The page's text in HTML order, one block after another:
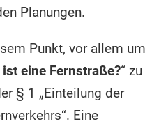
Planungen.
Punkt, vor allem um
eine Fernstraße?“ zu
§ 1 „Einteilung der
Eine